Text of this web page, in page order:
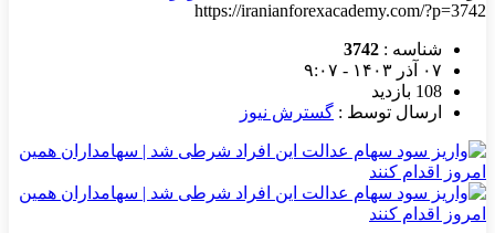
https://iranianforexacademy.com/?p=3742
شناسه : 3742
۰۷ آذر ۱۴۰۳ - ۹:۰۷
108 بازدید
ارسال توسط : گسترش نیوز